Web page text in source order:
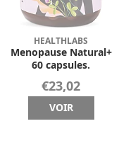
HEALTHLABS
Menopause Natural+
60 capsules.
€23,02
VOIR